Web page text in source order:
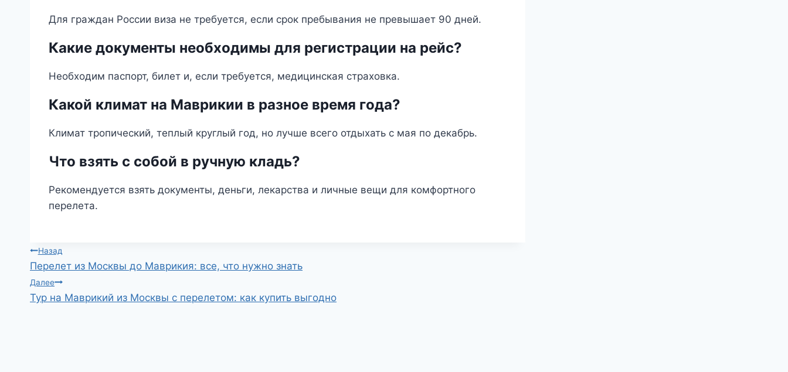
Для граждан России виза не требуется, если срок пребывания не превышает 90 дней.
Какие документы необходимы для регистрации на рейс?
Необходим паспорт, билет и, если требуется, медицинская страховка.
Какой климат на Маврикии в разное время года?
Климат тропический, теплый круглый год, но лучше всего отдыхать с мая по декабрь.
Что взять с собой в ручную кладь?
Рекомендуется взять документы, деньги, лекарства и личные вещи для комфортного
перелета.
Навигация
по
записям
Назад
Перелет из Москвы до Маврикия: все, что нужно знать
Далее
Тур на Маврикий из Москвы с перелетом: как купить выгодно